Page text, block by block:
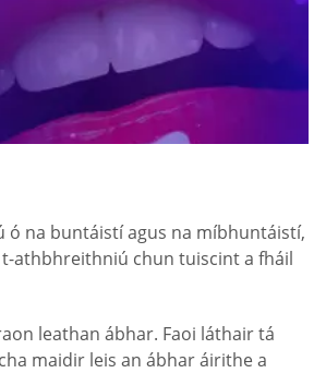
ó na buntáistí agus na míbhuntáistí,
athbhreithniú chun tuiscint a fháil
leathan ábhar. Faoi láthair tá
maidir leis an ábhar áirithe a